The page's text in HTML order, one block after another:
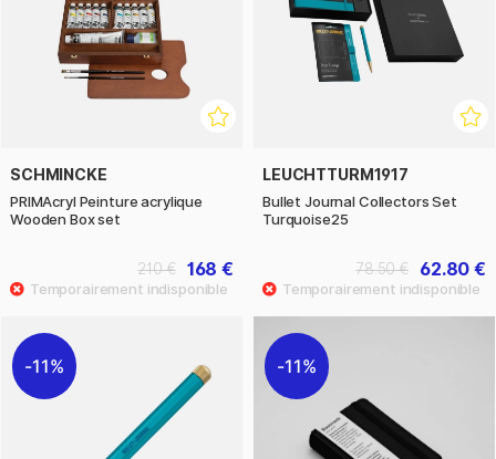
SCHMINCKE
PRIMAcryl Peinture acrylique
Wooden Box set
168 €
210 €
LEUCHTTURM1917
Bullet Journal Collectors Set
Turquoise25
62.80 €
78.50 €
11% 11%